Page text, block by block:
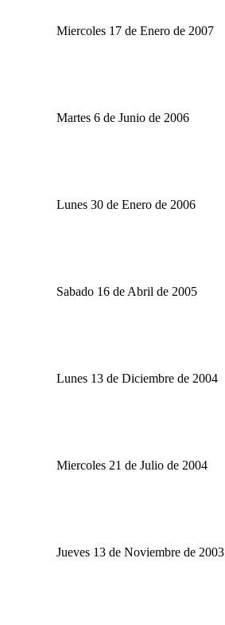
Miercoles 17 de Enero de 2007
Martes 6 de Junio de 2006
Lunes 30 de Enero de 2006
Sabado 16 de Abril de 2005
Lunes 13 de Diciembre de 2004
Miercoles 21 de Julio de 2004
Jueves 13 de Noviembre de 2003